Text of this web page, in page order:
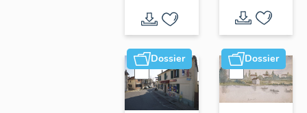
du
plateau
de
Saclay
de la
de Saint-
Victor,
église
paroissiale
de Saint-
Victor,
église
paroissiale
Saint-
Denis
Dossier Dossier